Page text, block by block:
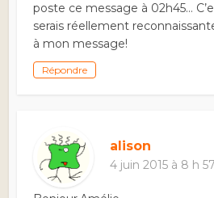
poste ce message à 02h45…
serais réellement
à mon message!
Répondre
alison
4 juin 2015 à 8 h